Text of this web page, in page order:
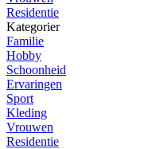
Residentie
Kategorier
Familie
Hobby
Schoonheid
Ervaringen
Sport
Kleding
Vrouwen
Residentie